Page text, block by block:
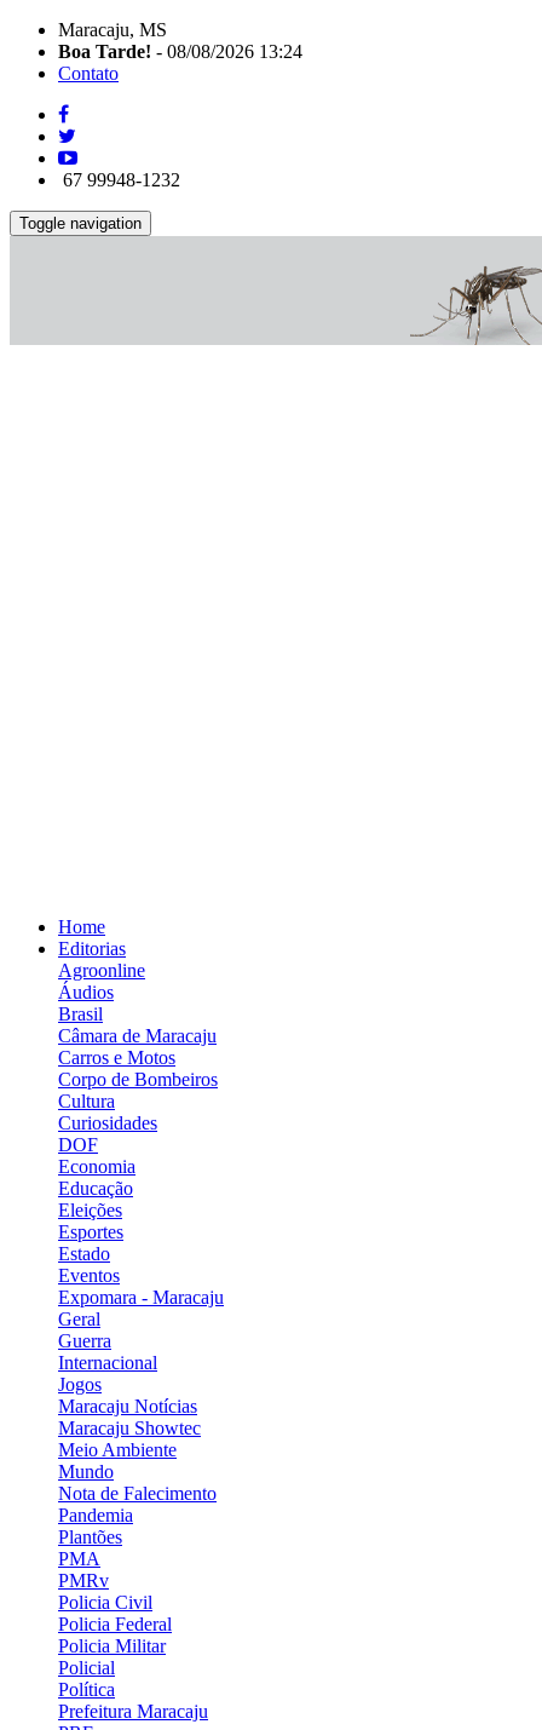
Maracaju, MS
Boa Tarde! - 08/08/2026 13:24
Contato
67 99948-1232
Toggle navigation
Home
Editorias
Agroonline
Áudios
Brasil
Câmara de Maracaju
Carros e Motos
Corpo de Bombeiros
Cultura
Curiosidades
DOF
Economia
Educação
Eleições
Esportes
Estado
Eventos
Expomara - Maracaju
Geral
Guerra
Internacional
Jogos
Maracaju Notícias
Maracaju Showtec
Meio Ambiente
Mundo
Nota de Falecimento
Pandemia
Plantões
PMA
PMRv
Policia Civil
Policia Federal
Policia Militar
Policial
Política
Prefeitura Maracaju